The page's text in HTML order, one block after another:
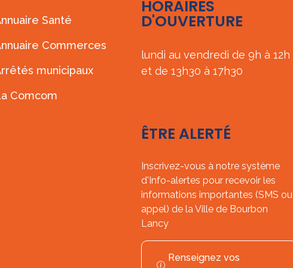
Santé
Commerces
municipaux
Comcom
HORAIRES
D'OUVERTURE
lundi au vendredi de 9h à 12h
et de 13h30 à 17h30
ÊTRE ALERTÉ
Inscrivez-vous à notre système
d'Info-alertes pour recevoir les
informations importantes (SMS ou
appel) de la Ville de Bourbon
Lancy
Renseignez vos